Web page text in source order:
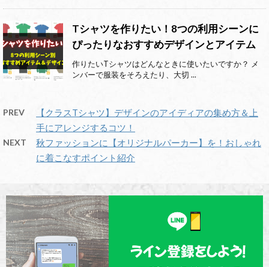
Tシャツを作りたい！8つの利用シーンに
ぴったりなおすすめデザインとアイテム
作りたいTシャツはどんなときに使いたいですか？ メ
ンバーで服装をそろえたり、大切 ...
PREV
【クラスTシャツ】デザインのアイディアの集め方＆上
手にアレンジするコツ！
NEXT
秋ファッションに【オリジナルパーカー】を！おしゃれ
に着こなすポイント紹介